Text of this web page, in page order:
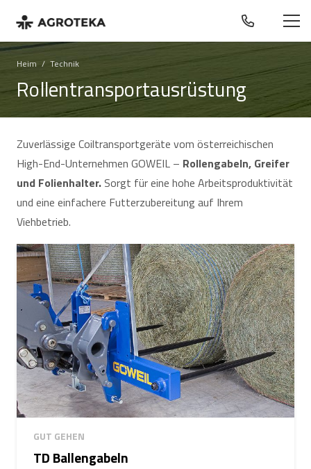
Heim / Technik
Rollentransportausrüstung
Zuverlässige Coiltransportgeräte vom österreichischen
High-End-Unternehmen GOWEIL – Rollengabeln, Greifer
und Folienhalter. Sorgt für eine hohe Arbeitsproduktivität
und eine einfachere Futterzubereitung auf Ihrem
Viehbetrieb.
GUT GEHEN
TD Ballengabeln